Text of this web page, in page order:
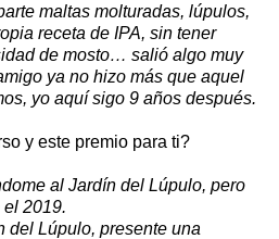
maltas molturadas, lúpulos,
receta de IPA, sin tener
de mosto… salió algo muy
ya no hizo más que aquel
yo aquí sigo 9 años después.
y este premio para ti?
al Jardín del Lúpulo, pero
2019.
del Lúpulo, presente una